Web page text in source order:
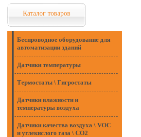
Каталог товаров
Беспроводное оборудование для
автоматизации зданий
Датчики температуры
Термостаты \ Гигростаты
Датчики влажности и
температуры воздуха
Датчики качества воздуха \ VOC
и углекислого газа \ CO2